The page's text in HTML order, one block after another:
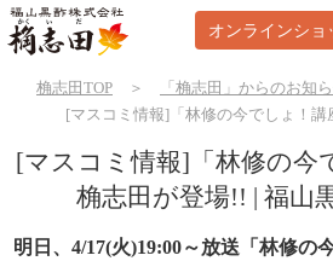
オンラインショ
桷志田TOP ＞ 「桷志田」からのお知
[マスコミ情報]「林修の今でしょ！講
[マスコミ情報]「林修の今
桷志田が登場!! | 福山
明日、4/17(火)19:00～放送「林修の